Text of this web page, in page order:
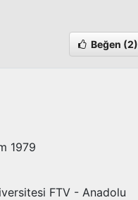
Beğen (2)
1979
FTV - Anadolu